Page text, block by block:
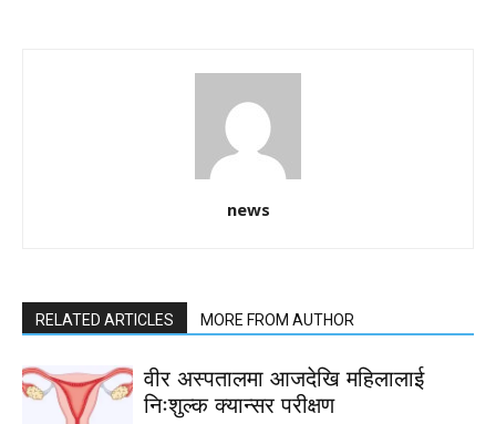
news
RELATED ARTICLES MORE FROM AUTHOR
वीर अस्पतालमा आजदेखि महिलालाई
निःशुल्क क्यान्सर परीक्षण